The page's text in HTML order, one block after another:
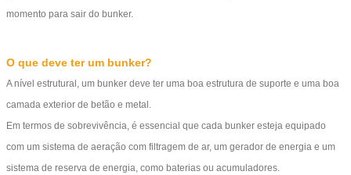
momento para sair do bunker.
O que deve ter um bunker?
A nível estrutural, um bunker deve ter uma boa estrutura de suporte e uma boa
camada exterior de betão e metal.
Em termos de sobrevivência, é essencial que cada bunker esteja equipado
com um sistema de aeração com filtragem de ar, um gerador de energia e um
sistema de reserva de energia, como baterias ou acumuladores.